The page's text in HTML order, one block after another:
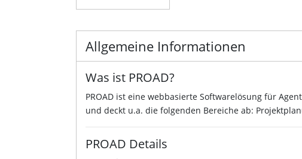
Allgemeine Informationen
Was ist PROAD?
PROAD ist eine webbasierte Softwarelösung für
und deckt u.a. die folgenden Bereiche ab:
PROAD Details